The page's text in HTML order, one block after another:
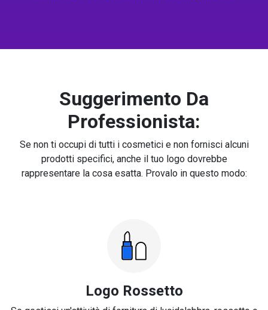
Suggerimento Da
Professionista:
Se non ti occupi di tutti i cosmetici e non fornisci alcuni
prodotti specifici, anche il tuo logo dovrebbe
rappresentare la cosa esatta. Provalo in questo modo:
Logo Rossetto